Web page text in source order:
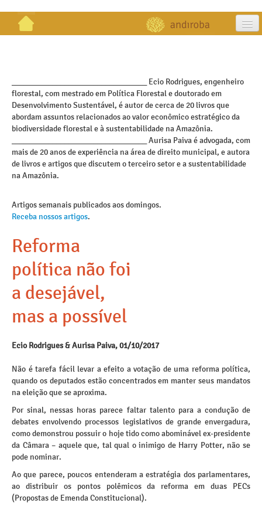
publicações
galeria
contato
_________________________________ Ecio Rodrigues, engenheiro
florestal, com mestrado em Política Florestal e doutorado em
Desenvolvimento Sustentável, é autor de cerca de 20 livros que
abordam assuntos relacionados ao valor econômico estratégico da
biodiversidade florestal e à sustentabilidade na Amazônia.
_________________________________ Aurisa Paiva é advogada, com
mais de 20 anos de experiência na área de direito municipal, e autora
de livros e artigos que discutem o terceiro setor e a sustentabilidade
na Amazônia.
Artigos semanais publicados aos domingos.
Receba nossos artigos.
Reforma
política não foi
a desejável,
mas a possível
Ecio Rodrigues & Aurisa Paiva, 01/10/2017
Não é tarefa fácil levar a efeito a votação de uma reforma política,
quando os deputados estão concentrados em manter seus mandatos
na eleição que se aproxima.
Por sinal, nessas horas parece faltar talento para a condução de
debates envolvendo processos legislativos de grande envergadura,
como demonstrou possuir o hoje tido como abominável ex-presidente
da Câmara – aquele que, tal qual o inimigo de Harry Potter, não se
pode nominar.
Ao que parece, poucos entenderam a estratégia dos parlamentares,
ao distribuir os pontos polêmicos da reforma em duas PECs
(Propostas de Emenda Constitucional).